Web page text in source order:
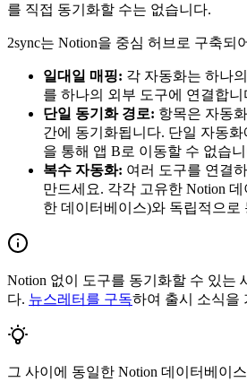
를 직접 동기화할 수는 없습니다.
2sync는 Notion을 중심 허브로 구축되
일대일 매핑: 각 자동화는 하나
를 하나의 외부 도구에 연결합니
단일 동기화 경로: 항목은 자동
간에 동기화됩니다. 단일 자동
을 통해 앱 B로 이동할 수 없습
복수 자동화: 여러 도구를 연결
만드세요. 각각 고유한 Notion
한 데이터베이스)와 독립적으로
Notion 없이 도구를 동기화할 수 있는
다. 뉴스레터를 구독하여 출시 소식을
그 사이에 동일한 Notion 데이터베이